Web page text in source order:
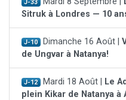
J-33
Sitruk à Londres — 10
J-10 Dimanche 16 Août |
de Ungvar à Natanya!
J-12 Mardi 18 Août |
Le
plein Kikar de Natanya à